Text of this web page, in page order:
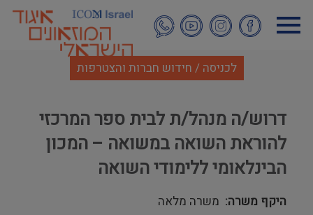
לתוכן
העיקרי
לכניסה / חידוש חברות והצטרפות
דרוש/ה מנהל/ת לבית ספר המרכזי
להוראת השואה במשואה – המכון
הבינלאומי ללימודי השואה
היקף משרה משרה מלאה